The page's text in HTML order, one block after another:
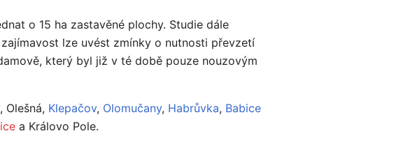
o 15 ha zastavěné plochy. Studie dále
lze uvést zmínky o nutnosti převzetí
který byl již v té době pouze nouzovým
, Olešná, Klepačov, Olomučany, Habrůvka, Babice
a Královo Pole.